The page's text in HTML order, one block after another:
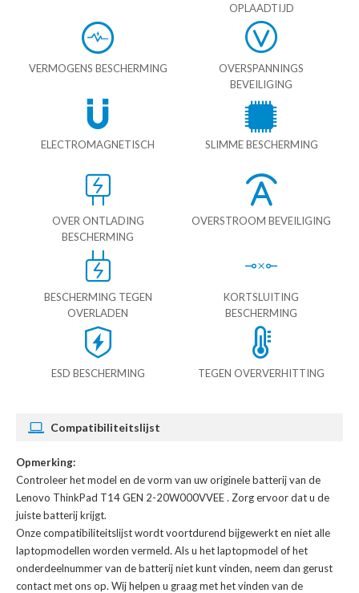
OPLAADTIJD
VERMOGENS BESCHERMING
OVERSPANNINGS
BEVEILIGING
ELECTROMAGNETISCH SLIMME BESCHERMING
OVER ONTLADING
BESCHERMING
OVERSTROOM BEVEILIGING
BESCHERMING TEGEN
OVERLADEN
KORTSLUITING
BESCHERMING
ESD BESCHERMING TEGEN OVERVERHITTING
Compatibiliteitslijst
Opmerking:
Controleer het model en de vorm van uw originele batterij van de
Lenovo ThinkPad T14 GEN 2-20W000VVEE. Zorg ervoor dat u de
juiste batterij krijgt.
Onze compatibiliteitslijst wordt voortdurend bijgewerkt en niet alle
laptopmodellen worden vermeld. Als u het laptopmodel of het
onderdeelnummer van de batterij niet kunt vinden, neem dan gerust
contact met ons op. Wij helpen u graag met het vinden van de